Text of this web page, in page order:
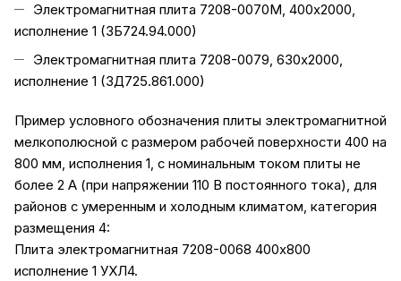
Электромагнитная плита 7208-0070М, 400х2000,
исполнение 1 (3Б724.94.000)
Электромагнитная плита 7208-0079, 630х2000,
исполнение 1 (3Д725.861.000)
Пример условного обозначения плиты электромагнитной
мелкополюсной с размером рабочей поверхности 400 на
800 мм, исполнения 1, c номинальным током плиты не
более 2 А (при напряжении 110 В постоянного тока), для
районов с умеренным и холодным климатом, категория
размещения 4:
Плита электромагнитная 7208-0068 400х800
исполнение 1 УХЛ4.